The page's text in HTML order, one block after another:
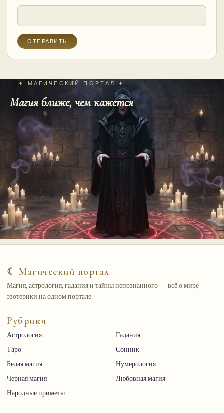
✦ МАГИЧЕСКИЙ ПОРТАЛ ✦
Магия ближе, чем кажется
☾ Магический портал
Магия, астрология, гадания и тайны непознанного — всё о мире
эзотерики на одном портале.
Рубрики
Астрология
Гадания
Таро
Сонник
Белая магия
Нумерология
Черная магия
Любовная магия
Народные приметы